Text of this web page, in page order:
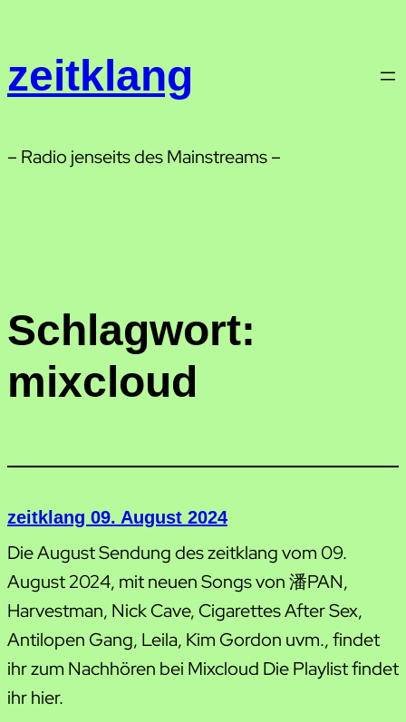
springen
zeitklang
– Radio jenseits des Mainstreams –
Schlagwort:
mixcloud
zeitklang 09. August 2024
Die August Sendung des zeitklang vom 09.
August 2024, mit neuen Songs von 潘PAN,
Harvestman, Nick Cave, Cigarettes After Sex,
Antilopen Gang, Leila, Kim Gordon uvm., findet
ihr zum Nachhören bei Mixcloud Die Playlist findet
ihr hier.